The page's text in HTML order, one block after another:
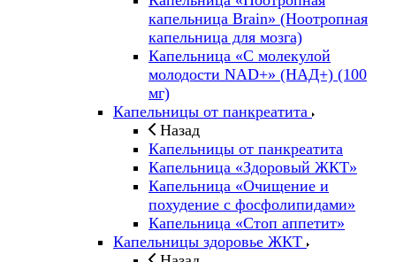
капельница Brain» (Ноотропная
капельница для мозга)
Капельница «С молекулой
молодости NAD+» (НАД+) (100
мг)
Капельницы от панкреатита
Назад
Капельницы от панкреатита
Капельница «Здоровый ЖКТ»
Капельница «Очищение и
похудение с фосфолипидами»
Капельница «Стоп аппетит»
Капельницы здоровье ЖКТ